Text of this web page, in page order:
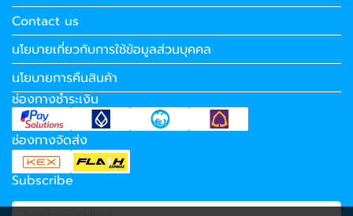
Contact us
นโยบายเกี่ยวกับการใช้ข้อมูลส่วนบุคคล
นโยบายการคืนสินค้า
ช่องทางชำระเงิน
ช่องทางจัดส่ง
Subscribe